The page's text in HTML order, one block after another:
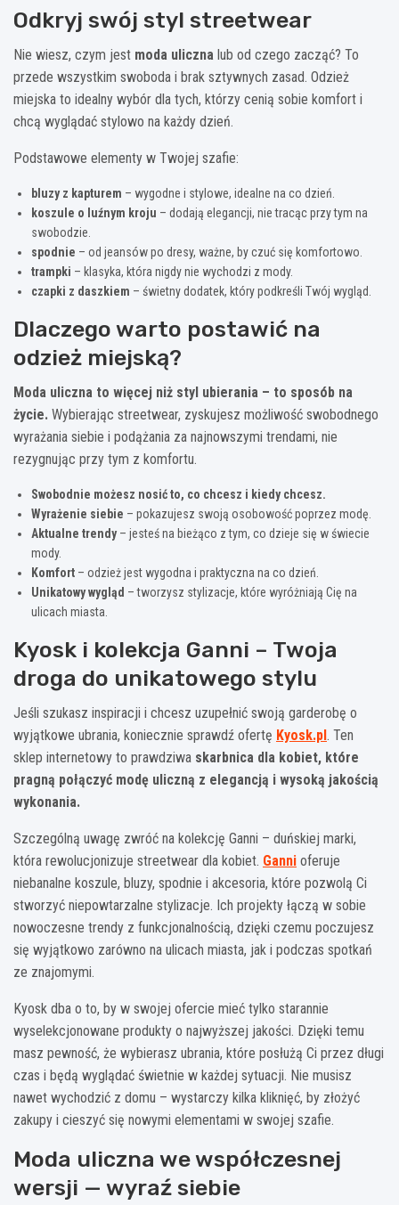
Odkryj swój styl streetwear
Nie wiesz, czym jest moda uliczna lub od czego zacząć? To
przede wszystkim swoboda i brak sztywnych zasad. Odzież
miejska to idealny wybór dla tych, którzy cenią sobie komfort i
chcą wyglądać stylowo na każdy dzień.
Podstawowe elementy w Twojej szafie:
bluzy z kapturem – wygodne i stylowe, idealne na co dzień.
koszule o luźnym kroju – dodają elegancji, nie tracąc przy tym na
swobodzie.
spodnie – od jeansów po dresy, ważne, by czuć się komfortowo.
trampki – klasyka, która nigdy nie wychodzi z mody.
czapki z daszkiem – świetny dodatek, który podkreśli Twój wygląd.
Dlaczego warto postawić na
odzież miejską?
Moda uliczna to więcej niż styl ubierania – to sposób na
życie. Wybierając streetwear, zyskujesz możliwość swobodnego
wyrażania siebie i podążania za najnowszymi trendami, nie
rezygnując przy tym z komfortu.
Swobodnie możesz nosić to, co chcesz i kiedy chcesz.
Wyrażenie siebie – pokazujesz swoją osobowość poprzez modę.
Aktualne trendy– jesteś na bieżąco z tym, co dzieje się w świecie
mody.
Komfort – odzież jest wygodna i praktyczna na co dzień.
Unikatowy wygląd – tworzysz stylizacje, które wyróżniają Cię na
ulicach miasta.
Kyosk i kolekcja Ganni – Twoja
droga do unikatowego stylu
Jeśli szukasz inspiracji i chcesz uzupełnić swoją garderobę o
wyjątkowe ubrania, koniecznie sprawdź ofertę Kyosk.pl. Ten
sklep internetowy to prawdziwa skarbnica dla kobiet, które
pragną połączyć modę uliczną z elegancją i wysoką jakością
wykonania.
Szczególną uwagę zwróć na kolekcję Ganni – duńskiej marki,
która rewolucjonizuje streetwear dla kobiet. Ganni oferuje
niebanalne koszule, bluzy, spodnie i akcesoria, które pozwolą Ci
stworzyć niepowtarzalne stylizacje. Ich projekty łączą w sobie
nowoczesne trendy z funkcjonalnością, dzięki czemu poczujesz
się wyjątkowo zarówno na ulicach miasta, jak i podczas spotkań
ze znajomymi.
Kyosk dba o to, by w swojej ofercie mieć tylko starannie
wyselekcjonowane produkty o najwyższej jakości. Dzięki temu
masz pewność, że wybierasz ubrania, które posłużą Ci przez długi
czas i będą wyglądać świetnie w każdej sytuacji. Nie musisz
nawet wychodzić z domu – wystarczy kilka kliknięć, by złożyć
zakupy i cieszyć się nowymi elementami w swojej szafie.
Moda uliczna we współczesnej
wersji — wyraź siebie